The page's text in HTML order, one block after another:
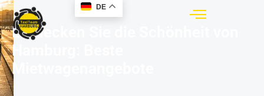
DE
Entdecken Sie die Schönheit von
Hamburg: Beste
Mietwagenangebote